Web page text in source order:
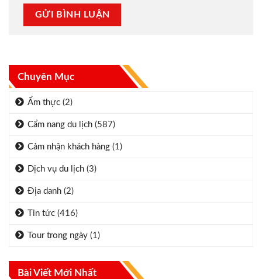
Chuyên Mục
Ẩm thực (2)
Cẩm nang du lịch (587)
Cảm nhận khách hàng (1)
Dịch vụ du lịch (3)
Địa danh (2)
Tin tức (416)
Tour trong ngày (1)
Bài Viết Mới Nhất